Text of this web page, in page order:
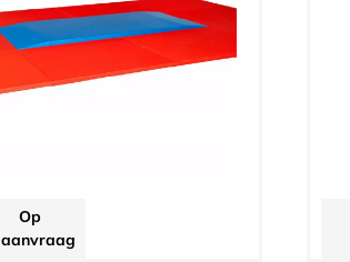
Op
aanvraag